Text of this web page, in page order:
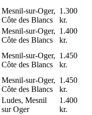
Mesnil-sur-Oger,
Côte des Blancs
1.300
kr.
Mesnil-sur-Oger,
Côte des Blancs
1.400
kr.
Mesnil-sur-Oger,
Côte des Blancs
1.450
kr.
Mesnil-sur-Oger,
Côte des Blancs
1.450
kr.
Ludes, Mesnil
sur Oger
1.400
kr.